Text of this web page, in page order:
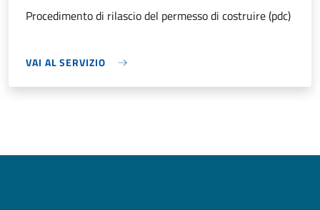
Procedimento di rilascio del permesso di costruire (pdc)
VAI AL SERVIZIO